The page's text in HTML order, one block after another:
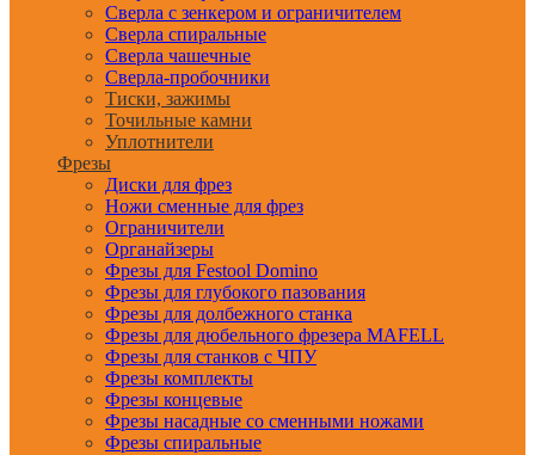
Сверла с зенкером и ограничителем
Сверла спиральные
Сверла чашечные
Сверла-пробочники
Тиски, зажимы
Точильные камни
Уплотнители
Фрезы
Диски для фрез
Ножи сменные для фрез
Ограничители
Органайзеры
Фрезы для Festool Domino
Фрезы для глубокого пазования
Фрезы для долбежного станка
Фрезы для дюбельного фрезера MAFELL
Фрезы для станков с ЧПУ
Фрезы комплекты
Фрезы концевые
Фрезы насадные со сменными ножами
Фрезы спиральные